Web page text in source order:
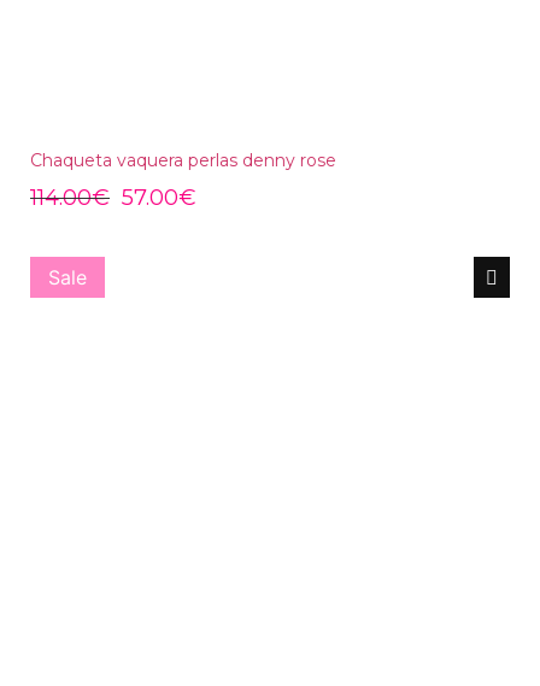
Chaqueta vaquera perlas denny rose
114.00€ 57.00€
Sale